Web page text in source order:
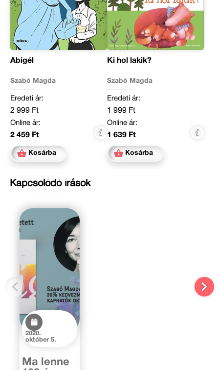
Abigél
Szabó Magda
Eredeti ár:
2 999 Ft
Online ár:
2 459 Ft
Kosárba
Ki hol lakik?
Szabó Magda
Eredeti ár:
1 999 Ft
Online ár:
1 639 Ft
Kosárba
Kapcsolódó írások
2020.
október 5.
Ma lenne